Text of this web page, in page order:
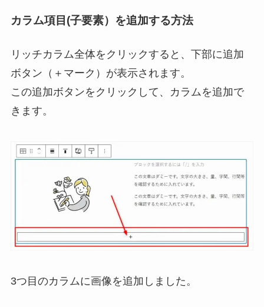
カラム項目(子要素）を追加する方法
リッチカラム全体をクリックすると、下部に追加
ボタン（＋マーク）が表示されます。
この追加ボタンをクリックして、カラムを追加で
きます。
3つ目のカラムに画像を追加しました。